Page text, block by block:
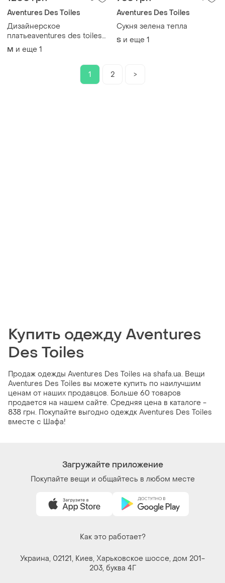
Aventures Des Toiles
Дизайнерское
платьеaventures des toiles
— искусство в вашем
гардеробе
M и еще 1
Aventures Des Toiles
Сукня зелена тепла
S и еще 1
1 2 >
Купить одежду Aventures
Des Toiles
Продаж одежды Aventures Des Toiles на shafa.ua. Вещи
Aventures Des Toiles вы можете купить по наилучшим
ценам от наших продавцов. Больше 60 товаров
продается на нашем сайте. Средняя цена в каталоге -
838 грн. Покупайте выгодно одеждк Aventures Des Toiles
вместе с Шафа!
Загружайте приложение
Покупайте вещи и общайтесь в любом месте
Как это работает?
Украина, 02121, Киев, Харьковское шоссе, дом 201-
203, буква 4Г